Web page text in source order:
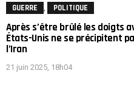
GUERRE POLITIQUE
Après s’être brûlé les doigts
États-Unis ne se précipitent
l’Iran
21 juin 2025, 18h04